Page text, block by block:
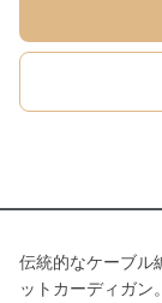
伝統的なケーブル
ットカーディガン。